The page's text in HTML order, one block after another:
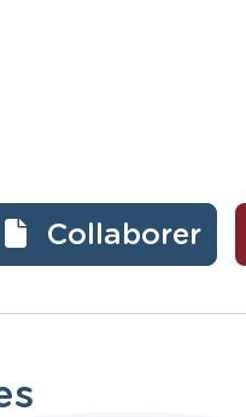
Collaborer